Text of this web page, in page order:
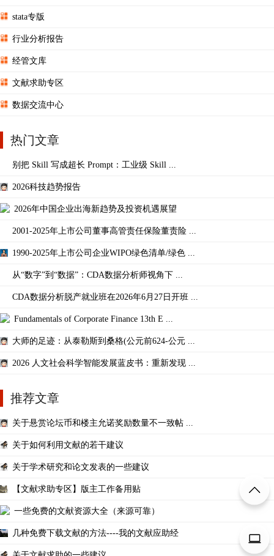
stata专版
行业分析报告
经管文库
文献求助专区
数据交流中心
热门文章
别把 Skill 写成超长 Prompt：工业级 Skill ...
2026科技趋势报告
2026年中国企业出海新趋势及投资机遇展望
2001-2025年上市公司董事高管责任保险董责险 ...
1990-2025年上市公司企业WIPO绿色清单/绿色 ...
从“数字”到“数据”：CDA数据分析师视角下 ...
CDA数据分析脱产就业班在2026年6月27日开班 ...
Fundamentals of Corporate Finance 13th E ...
大师的足迹：从泰勒斯到桑格(公元前624-公元 ...
2026 人文社会科学智能发展蓝皮书：重新发现 ...
推荐文章
关于悬赏论坛币和楼主允诺奖励数量不一致帖 ...
关于如何利用文献的若干建议
关于学术研究和论文发表的一些建议
【文献求助专区】版主工作备用贴
一些免费的文献资源大全（来源可靠）
几种免费下载文献的方法----我的文献应助经